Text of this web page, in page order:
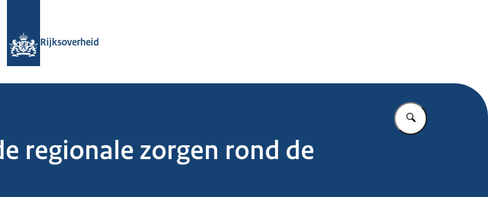
Rijksoverheid
Vul in wat u
regionale zorgen rond de